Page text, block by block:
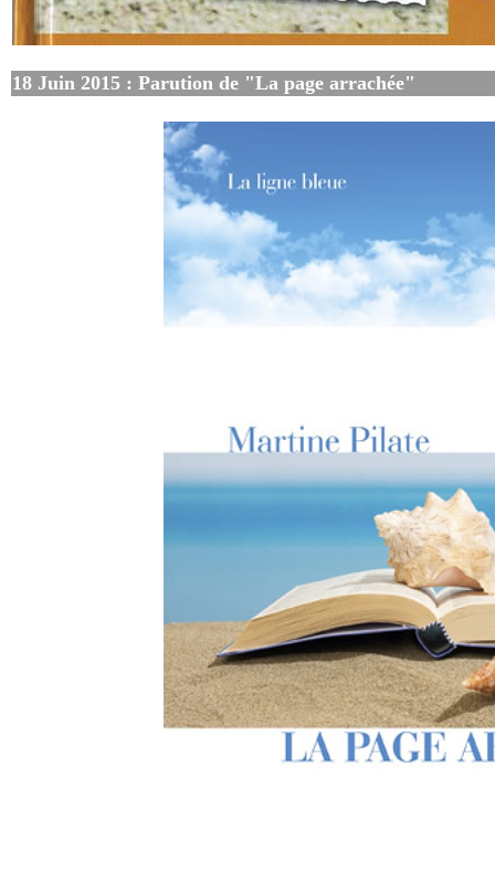
18 Juin 2015 : Parution de "La page arrachée"